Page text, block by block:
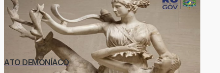
ATO DEMONÍACO